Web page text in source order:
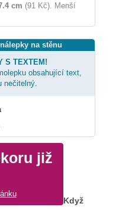
cm (91 Kč). Menší
na stěnu
S TEXTEM!
obsahující text,
nečitelný.
již
Když